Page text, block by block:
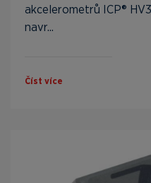
akcelerometrů ICP®
navr...
Číst více